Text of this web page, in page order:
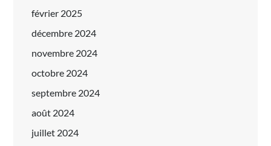
février 2025
décembre 2024
novembre 2024
octobre 2024
septembre 2024
août 2024
juillet 2024